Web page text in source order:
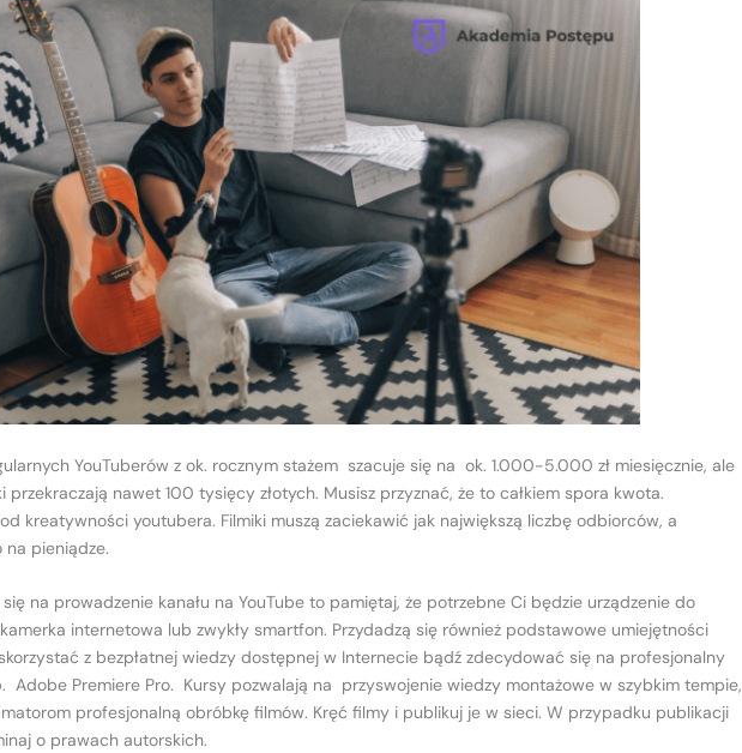
YouTuberów z ok. rocznym stażem szacuje się na ok. 1.000-5.000 zł miesięcznie, ale
przekraczają nawet 100 tysięcy złotych. Musisz przyznać, że to całkiem spora kwota.
kreatywności youtubera. Filmiki muszą zaciekawić jak największą liczbę odbiorców, a
na pieniądze.
na prowadzenie kanału na YouTube to pamiętaj, że potrzebne Ci będzie urządzenie do
internetowa lub zwykły smartfon. Przydadzą się również podstawowe umiejętności
z bezpłatnej wiedzy dostępnej w Internecie bądź zdecydować się na profesjonalny
Adobe Premiere Pro. Kursy pozwalają na przyswojenie wiedzy montażowe w szybkim tempie,
profesjonalną obróbkę filmów. Kręć filmy i publikuj je w sieci. W przypadku publikacji
o prawach autorskich.